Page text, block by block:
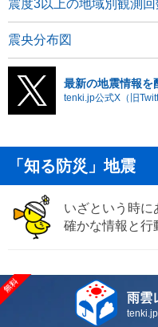
震度3以上の地域別観測回
震央分布図
最新の地震情報を
tenki.jp公式X（旧
「知る防災」地震
いざという時に
確かな情報と行
雨雲